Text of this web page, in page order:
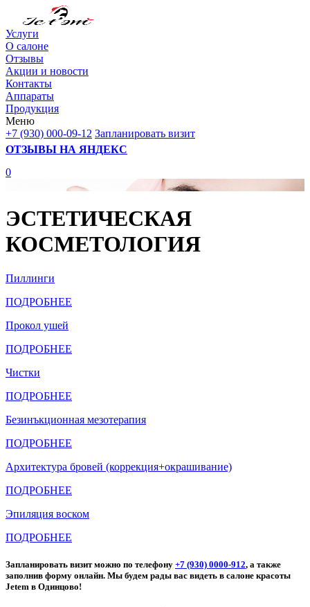
Услуги
О салоне
Отзывы
Акции и новости
Контакты
Аппараты
Продукция
Меню
+7 (930) 000-09-12 Запланировать визит
ОТЗЫВЫ НА ЯНДЕКС
0
ЭСТЕТИЧЕСКАЯ
КОСМЕТОЛОГИЯ
Пиллинги
ПОДРОБНЕЕ
Прокол ушей
ПОДРОБНЕЕ
Чистки
ПОДРОБНЕЕ
Безинъкционная мезотерапия
ПОДРОБНЕЕ
Архитектура бровей (коррекция+окрашивание)
ПОДРОБНЕЕ
Эпиляция воском
ПОДРОБНЕЕ
Запланировать визит можно по телефону +7 (930) 0000-912, а также
заполнив форму онлайн. Мы будем рады вас видеть в салоне красоты
Jetem в Одинцово!